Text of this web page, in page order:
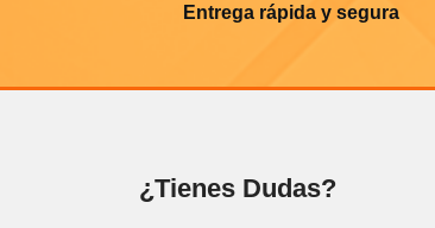
Entrega rápida y segura
¿Tienes Dudas?